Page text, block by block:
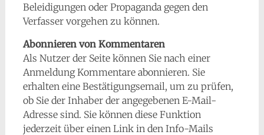
Beleidigungen oder Propaganda gegen den
Verfasser vorgehen zu können.
Abonnieren von Kommentaren
Als Nutzer der Seite können Sie nach einer
Anmeldung Kommentare abonnieren. Sie
erhalten eine Bestätigungsemail, um zu prüfen,
ob Sie der Inhaber der angegebenen E-Mail-
Adresse sind. Sie können diese Funktion
jederzeit über einen Link in den Info-Mails